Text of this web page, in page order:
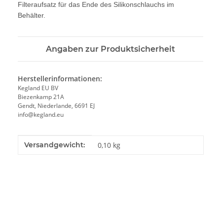
Filteraufsatz für das Ende des Silikonschlauchs im
Behälter.
Angaben zur Produktsicherheit
Herstellerinformationen:
Kegland EU BV
Biezenkamp 21A
Gendt, Niederlande, 6691 EJ
info@kegland.eu
Produkteigenschaft
Wert
Versandgewicht: 0,10 kg